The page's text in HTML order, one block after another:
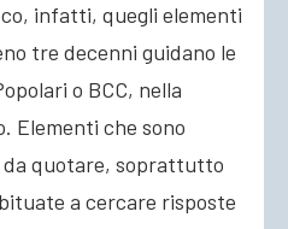
infatti, quegli elementi
tre decenni guidano le
o BCC, nella
Elementi che sono
quotare, soprattutto
a cercare risposte